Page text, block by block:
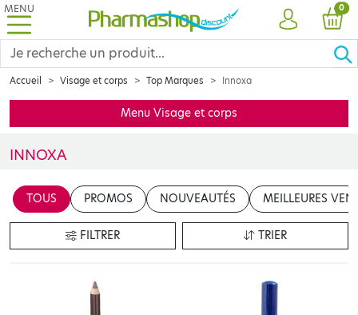
MENU
COMPTE
0
Accueil Visage et corps Top Marques Innoxa
Menu Visage et corps
INNOXA
TOUS
PROMOS NOUVEAUTÉS MEILLEURES
FILTRER TRIER